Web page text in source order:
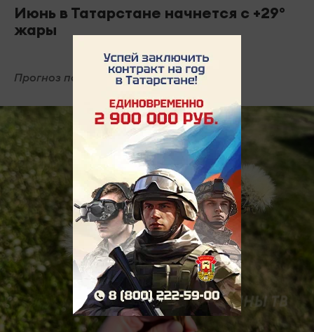
Июнь в Татарстане начнется с +29°
жары
Прогноз погоды на ближайшие два дня.